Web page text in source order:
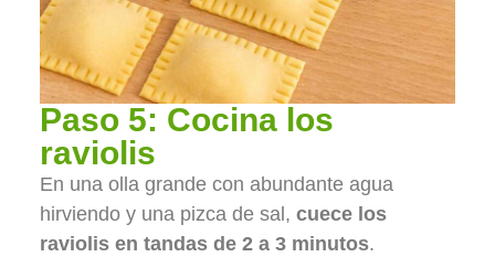
Paso 5: Cocina los
raviolis
En una olla grande con abundante agua
hirviendo y una pizca de sal, cuece los
raviolis en tandas de 2 a 3 minutos.